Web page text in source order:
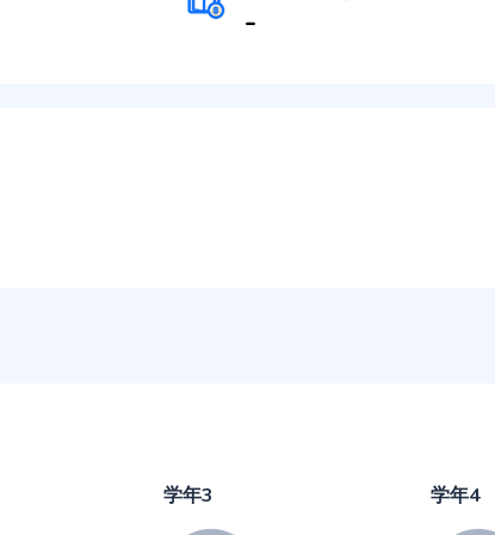
-
学年3 学年4